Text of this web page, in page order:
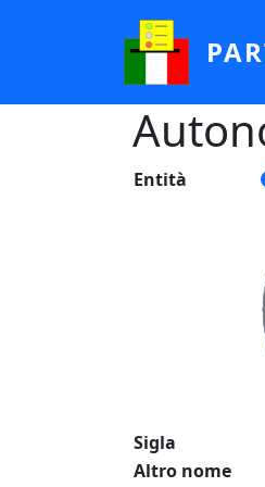
Entità
Sigla
Altro nome